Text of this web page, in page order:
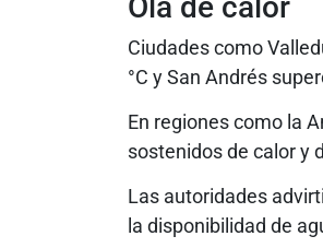
Ciudades como
°C y San Andrés
En regiones como la
sostenidos de calor y
Las autoridades
la disponibilidad de